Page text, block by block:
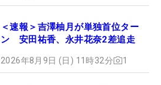
＜速報＞吉澤柚月が単独首位ター
ン 安田祐香、永井花奈2差追走
2026年8月9日 (日) 11時32分 1